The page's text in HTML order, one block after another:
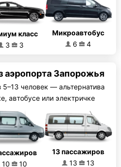
класс
3
3
Микроавтобус
6
4
аэропорта Запорожья
человек — альтернатива
автобусе или электричке
10
10
13 пассажиров
13
13